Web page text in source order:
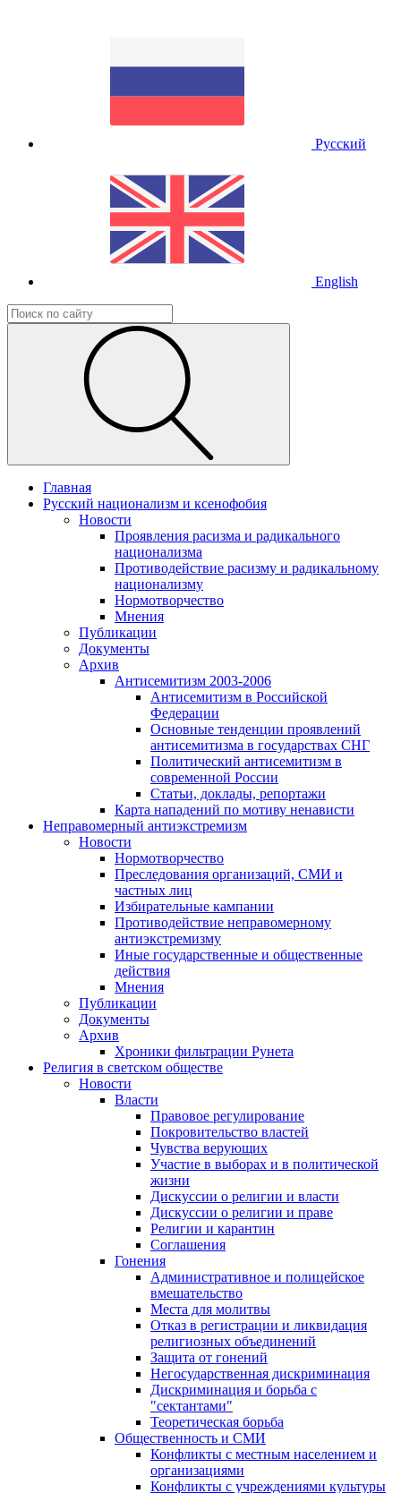
Русский
English
Главная
Русский национализм и ксенофобия
Новости
Проявления расизма и радикального
национализма
Противодействие расизму и радикальному
национализму
Нормотворчество
Мнения
Публикации
Документы
Архив
Антисемитизм 2003-2006
Антисемитизм в Российской
Федерации
Основные тенденции проявлений
антисемитизма в государствах СНГ
Политический антисемитизм в
современной России
Статьи, доклады, репортажи
Карта нападений по мотиву ненависти
Неправомерный антиэкстремизм
Новости
Нормотворчество
Преследования организаций, СМИ и
частных лиц
Избирательные кампании
Противодействие неправомерному
антиэкстремизму
Иные государственные и общественные
действия
Мнения
Публикации
Документы
Архив
Хроники фильтрации Рунета
Религия в светском обществе
Новости
Власти
Правовое регулирование
Покровительство властей
Чувства верующих
Участие в выборах и в политической
жизни
Дискуссии о религии и власти
Дискуссии о религии и праве
Религии и карантин
Соглашения
Гонения
Административное и полицейское
вмешательство
Места для молитвы
Отказ в регистрации и ликвидация
религиозных объединений
Защита от гонений
Негосударственная дискриминация
Дискриминация и борьба с
"сектантами"
Теоретическая борьба
Общественность и СМИ
Конфликты с местным населением и
организациями
Конфликты с учреждениями культуры